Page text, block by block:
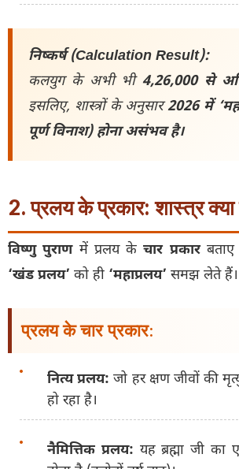
निष्कर्ष (Calculation Result):
कलयुग के अभी भी 4,26,000 से
इसलिए, शास्त्रों के अनुसार2026 में
पूर्ण विनाश) होना असंभव है।
2. प्रलय के प्रकार: शास्त्र
विष्णु पुराणमें प्रलय केचार प्रकारबताए
‘खंड प्रलय’ को ही ‘महाप्रलय’ समझ लेते हैं।
प्रलय के चार प्रकार:
नित्य प्रलय: जो हर क्षण जीवों की
हो रहा है।
नैमित्तिक प्रलय: यह ब्रह्मा जी का